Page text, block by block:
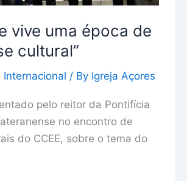
vive uma época de
cultural”
Internacional / By Igreja Açores
pelo reitor da Pontifícia
no encontro de
do CCEE, sobre o tema do